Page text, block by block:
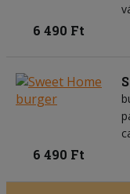
6 490 Ft
6 490 Ft